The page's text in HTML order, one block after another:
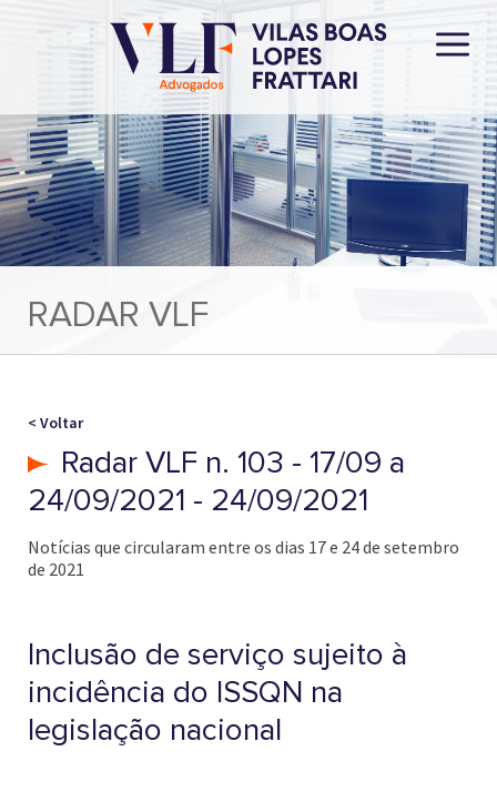
RADAR VLF
< Voltar
Radar VLF n. 103 - 17/09 a
24/09/2021 - 24/09/2021
Notícias que circularam entre os dias 17 e 24 de setembro
de 2021
Inclusão de serviço sujeito à
incidência do ISSQN na
legislação nacional